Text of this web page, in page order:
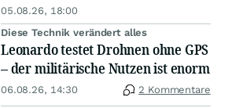
05.08.26, 18:00
Diese Technik verändert alles
Leonardo testet Drohnen ohne GPS
– der militärische Nutzen ist enorm
06.08.26, 14:30 2 Kommentare